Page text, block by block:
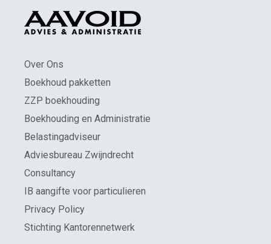
Over Ons
Boekhoud pakketten
ZZP boekhouding
Boekhouding en Administratie
Belastingadviseur
Adviesbureau Zwijndrecht
Consultancy
IB aangifte voor particulieren
Privacy Policy
Stichting Kantorennetwerk